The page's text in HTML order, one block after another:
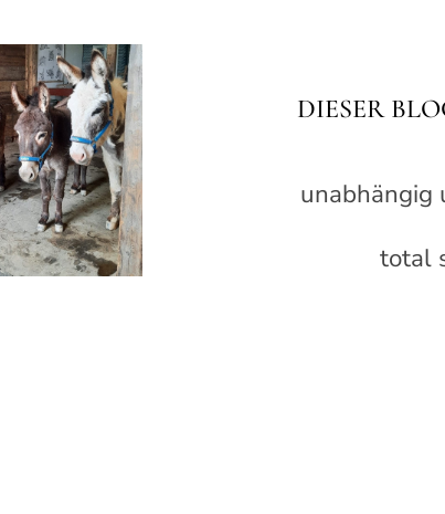
DIESER
unabhängig
total